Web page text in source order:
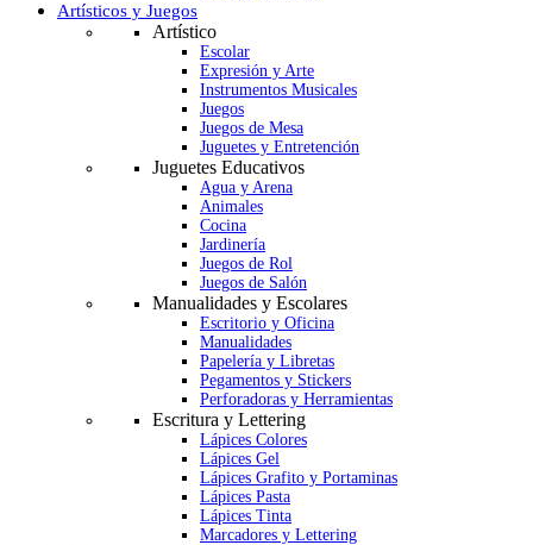
Artísticos y Juegos
Artístico
Escolar
Expresión y Arte
Instrumentos Musicales
Juegos
Juegos de Mesa
Juguetes y Entretención
Juguetes Educativos
Agua y Arena
Animales
Cocina
Jardinería
Juegos de Rol
Juegos de Salón
Manualidades y Escolares
Escritorio y Oficina
Manualidades
Papelería y Libretas
Pegamentos y Stickers
Perforadoras y Herramientas
Escritura y Lettering
Lápices Colores
Lápices Gel
Lápices Grafito y Portaminas
Lápices Pasta
Lápices Tinta
Marcadores y Lettering